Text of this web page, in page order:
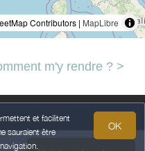
et facilitent
sauraient être
OK
Contributors | MapLibre
m'y rendre ? >
Terms of Sales